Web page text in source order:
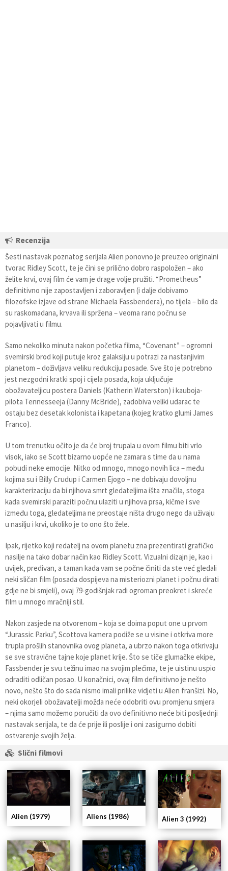
Recenzija
Šesti nastavak poznatog serijala Alien ponovno je preuzeo originalni
tvorac Ridley Scott, te je čini se prilično dobro raspoložen – ako
želite krvi, ovaj film će vam je drage volje pružiti. “Prometheus”
definitivno nije zapostavljen i zaboravljen (i dalje dobivamo
filozofske izjave od strane Michaela Fassbendera), no tijela – bilo da
su raskomadana, krvava ili spržena – veoma rano počnu se
pojavljivati u filmu.
Samo nekoliko minuta nakon početka filma, “Covenant” – ogromni
svemirski brod koji putuje kroz galaksiju u potrazi za nastanjivim
planetom – doživljava veliku redukciju posade. Sve što je potrebno
jest nezgodni kratki spoj i cijela posada, koja uključuje
obožavateljicu postera Daniels (Katherin Waterston) i kauboja-
pilota Tennesseeja (Danny McBride), zadobiva veliki udarac te
ostaju bez desetak kolonista i kapetana (kojeg kratko glumi James
Franco).
U tom trenutku očito je da će broj trupala u ovom filmu biti vrlo
visok, iako se Scott bizarno uopće ne zamara s time da u nama
pobudi neke emocije. Nitko od mnogo, mnogo novih lica – među
kojima su i Billy Crudup i Carmen Ejogo – ne dobivaju dovoljnu
karakterizaciju da bi njihova smrt gledateljima išta značila, stoga
kada svemirski paraziti počnu ulaziti u njihova prsa, kičme i sve
između toga, gledateljima ne preostaje ništa drugo nego da uživaju
u nasilju i krvi, ukoliko je to ono što žele.
Ipak, rijetko koji redatelj na ovom planetu zna prezentirati grafičko
nasilje na tako dobar način kao Ridley Scott. Vizualni dizajn je, kao i
uvijek, predivan, a taman kada vam se počne činiti da ste već gledali
neki sličan film (posada dospijeva na misteriozni planet i počnu dirati
gdje ne bi smjeli), ovaj 79-godišnjak radi ogroman preokret i skreće
film u mnogo mračniji stil.
Nakon zasjede na otvorenom – koja se doima poput one u prvom
“Jurassic Parku”, Scottova kamera podiže se u visine i otkriva more
trupla prošlih stanovnika ovog planeta, a ubrzo nakon toga otkrivaju
se sve stravične tajne koje planet krije. Što se tiče glumačke ekipe,
Fassbender je svu težinu imao na svojim plećima, te je uistinu uspio
odraditi odličan posao. U konačnici, ovaj film definitivno je nešto
novo, nešto što do sada nismo imali prilike vidjeti u Alien franšizi. No,
neki okorjeli obožavatelji možda neće odobriti ovu promjenu smjera
– njima samo možemo poručiti da ovo definitivno neće biti posljednji
nastavak serijala, te da će prije ili poslije i oni zasigurno dobiti
ostvarenje svojih želja.
Slični filmovi
Alien 3 (1992)
Aliens (1986)
Alien (1979)